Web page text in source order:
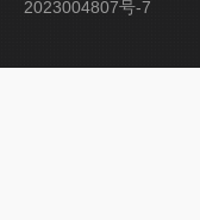
2023004807号-7